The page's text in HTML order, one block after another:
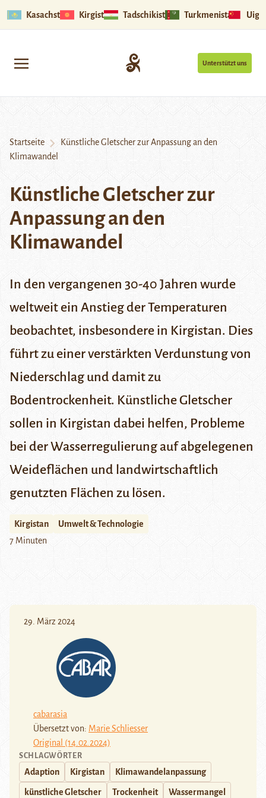
Kasachstan Kirgistan Tadschikistan Turkmenistan
Unterstützt uns
Startseite
Künstliche Gletscher zur Anpassung an den
Klimawandel
Künstliche Gletscher zur
Anpassung an den
Klimawandel
In den vergangenen 30-40 Jahren wurde
weltweit ein Anstieg der Temperaturen
beobachtet, insbesondere in Kirgistan. Dies
führt zu einer verstärkten Verdunstung von
Niederschlag und damit zu
Bodentrockenheit. Künstliche Gletscher
sollen in Kirgistan dabei helfen, Probleme
bei der Wasserregulierung auf abgelegenen
Weideflächen und landwirtschaftlich
genutzten Flächen zu lösen.
Kirgistan
Umwelt & Technologie
7 Minuten
29. März 2024
cabarasia
Übersetzt von: Marie Schliesser
Original (14.02.2024)
SCHLAGWÖRTER
Adaption Kirgistan Klimawandelanpassung
künstliche Gletscher Trockenheit Wassermangel